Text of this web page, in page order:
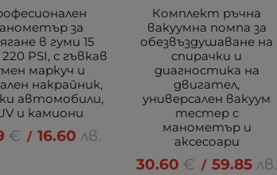
за
в гуми 15
PSI, с гъвкав
маркуч и
накрайник,
автомобили,
и камиони
€ / 16.60 лв.
Комплект ръчна
вакуумна помпа за
обезвъздушаване на
спирачки и
диагностика на
двигател,
универсален вакуум
тестер с
манометър и
аксесоари
30.60 € / 59.85 лв.